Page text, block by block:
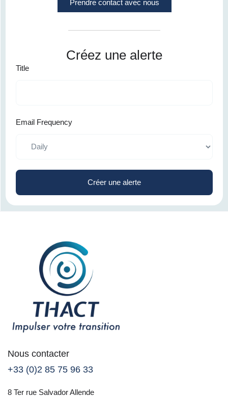
Prendre contact avec nous
Créez une alerte
Title
Email Frequency
Créer une alerte
Nous contacter
+33 (0)2 85 75 96 33
8 Ter rue Salvador Allende